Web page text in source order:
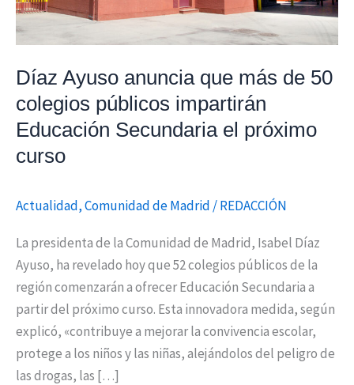
Díaz Ayuso anuncia que más de 50
colegios públicos impartirán
Educación Secundaria el próximo
curso
Actualidad,Comunidad de Madrid/REDACCIÓN
La presidenta de la Comunidad de Madrid, Isabel Díaz
Ayuso, ha revelado hoy que 52 colegios públicos de la
región comenzarán a ofrecer Educación Secundaria a
partir del próximo curso. Esta innovadora medida, según
explicó, «contribuye a mejorar la convivencia escolar,
protege a los niños y las niñas, alejándolos del peligro de
las drogas, las […]
públicos
impartirán
Secundaria
el
próximo
curso